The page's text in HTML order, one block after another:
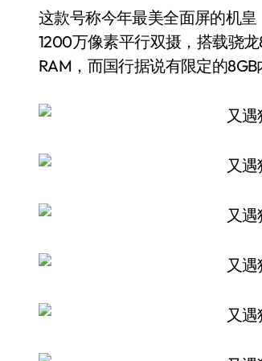
这款号称今年最美全面屏的机
1200万像素平行双摄，搭载骁
RAM，而国行据说有限定的